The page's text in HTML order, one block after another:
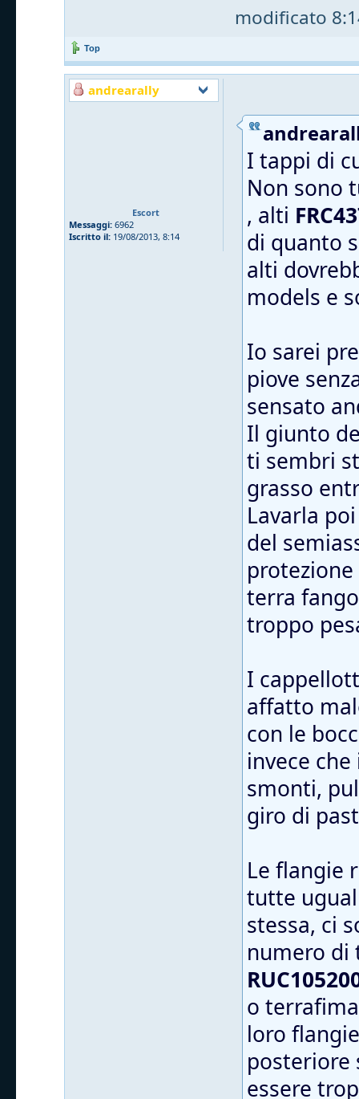
modificato
Top
andrearally
Escort
Messaggi: 6962
Iscritto il: 19/08/2013, 8:14
I tappi di
Non sono
, alti
di quanto
alti
models e
Io sarei
piove
sensato
Il giunto
ti sembri
grasso
Lavarla
del
terra
troppo
I
affatto
con le
invece
smonti,
giro di
Le flangie
tutte
stessa, ci
numero
o
loro
posteriore
essere